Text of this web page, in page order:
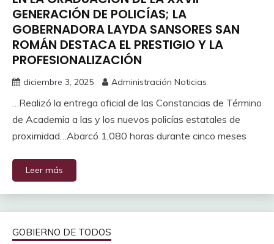
GENERACIÓN DE POLICÍAS; LA
GOBERNADORA LAYDA SANSORES SAN
ROMÁN DESTACA EL PRESTIGIO Y LA
PROFESIONALIZACIÓN
diciembre 3, 2025 Administración Noticias
…Realizó la entrega oficial de las Constancias de Término
de Academia a las y los nuevos policías estatales de
proximidad…Abarcó 1,080 horas durante cinco meses
Leer más
GOBIERNO DE TODOS